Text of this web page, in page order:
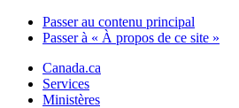
Passer au contenu principal
Passer à « À propos de ce site »
Canada.ca
Services
Ministères